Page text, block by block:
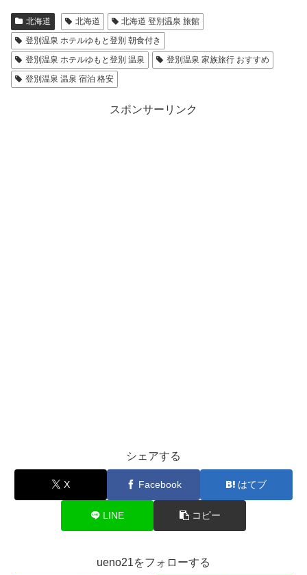
北海道 北海道
北海道 登別温泉 旅館
登別温泉 ホテルゆもと登別 朝食付き
登別温泉 ホテルゆもと登別 温泉
登別温泉 家族旅行 おすすめ
登別温泉 温泉 宿泊 格安
スポンサーリンク
シェアする
X Facebook はてブ
LINE コピー
ueno21をフォローする